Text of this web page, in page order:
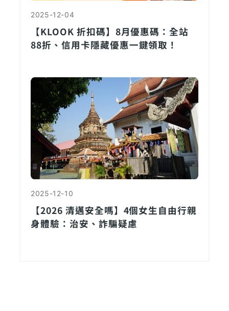
2025-12-04
【KLOOK 折扣碼】8月優惠碼：全站
88折、信用卡隱藏優惠一鍵領取！
2025-12-10
【2026 清邁安全嗎】4個女生自由行親
身體驗：治安、詐騙疑慮